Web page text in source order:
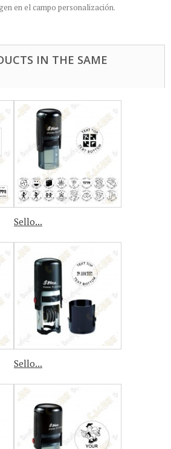
en el campo personalización.
IN THE SAME
Sello...
Sello...